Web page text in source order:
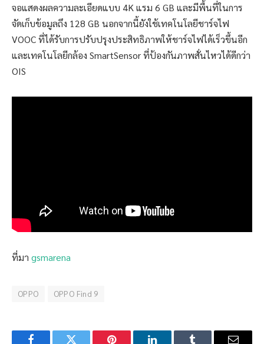
จอแสดงผลความละเอียดแบบ 4K แรม 6 GB และมีพื้นที่ในการ
จัดเก็บข้อมูลถึง 128 GB นอกจากนี้ยังใช้เทคโนโลยีชาร์จไฟ
VOOC ที่ได้รับการปรับปรุงประสิทธิภาพให้ชาร์จไฟได้เร็วขึ้นอีก
และเทคโนโลยีกล้อง SmartSensor ที่ป้องกันภาพสั่นไหวได้ดีกว่า
OIS
ที่มา gsmarena
OPPO OPPO Find 9